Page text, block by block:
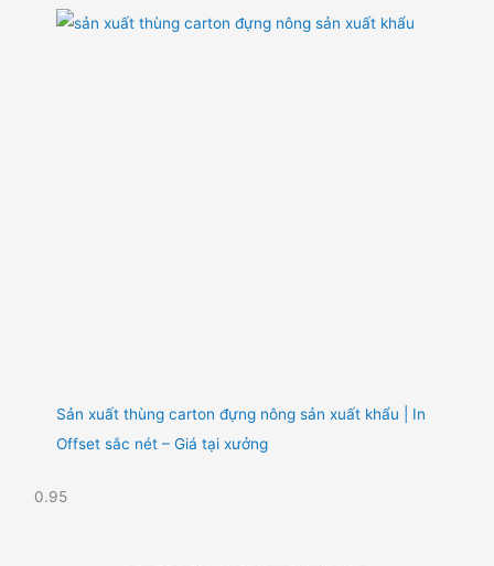
Sản xuất thùng carton đựng nông sản xuất khẩu | In
Offset sắc nét – Giá tại xưởng